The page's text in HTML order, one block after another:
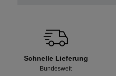
Schnelle Lieferung
Bundesweit